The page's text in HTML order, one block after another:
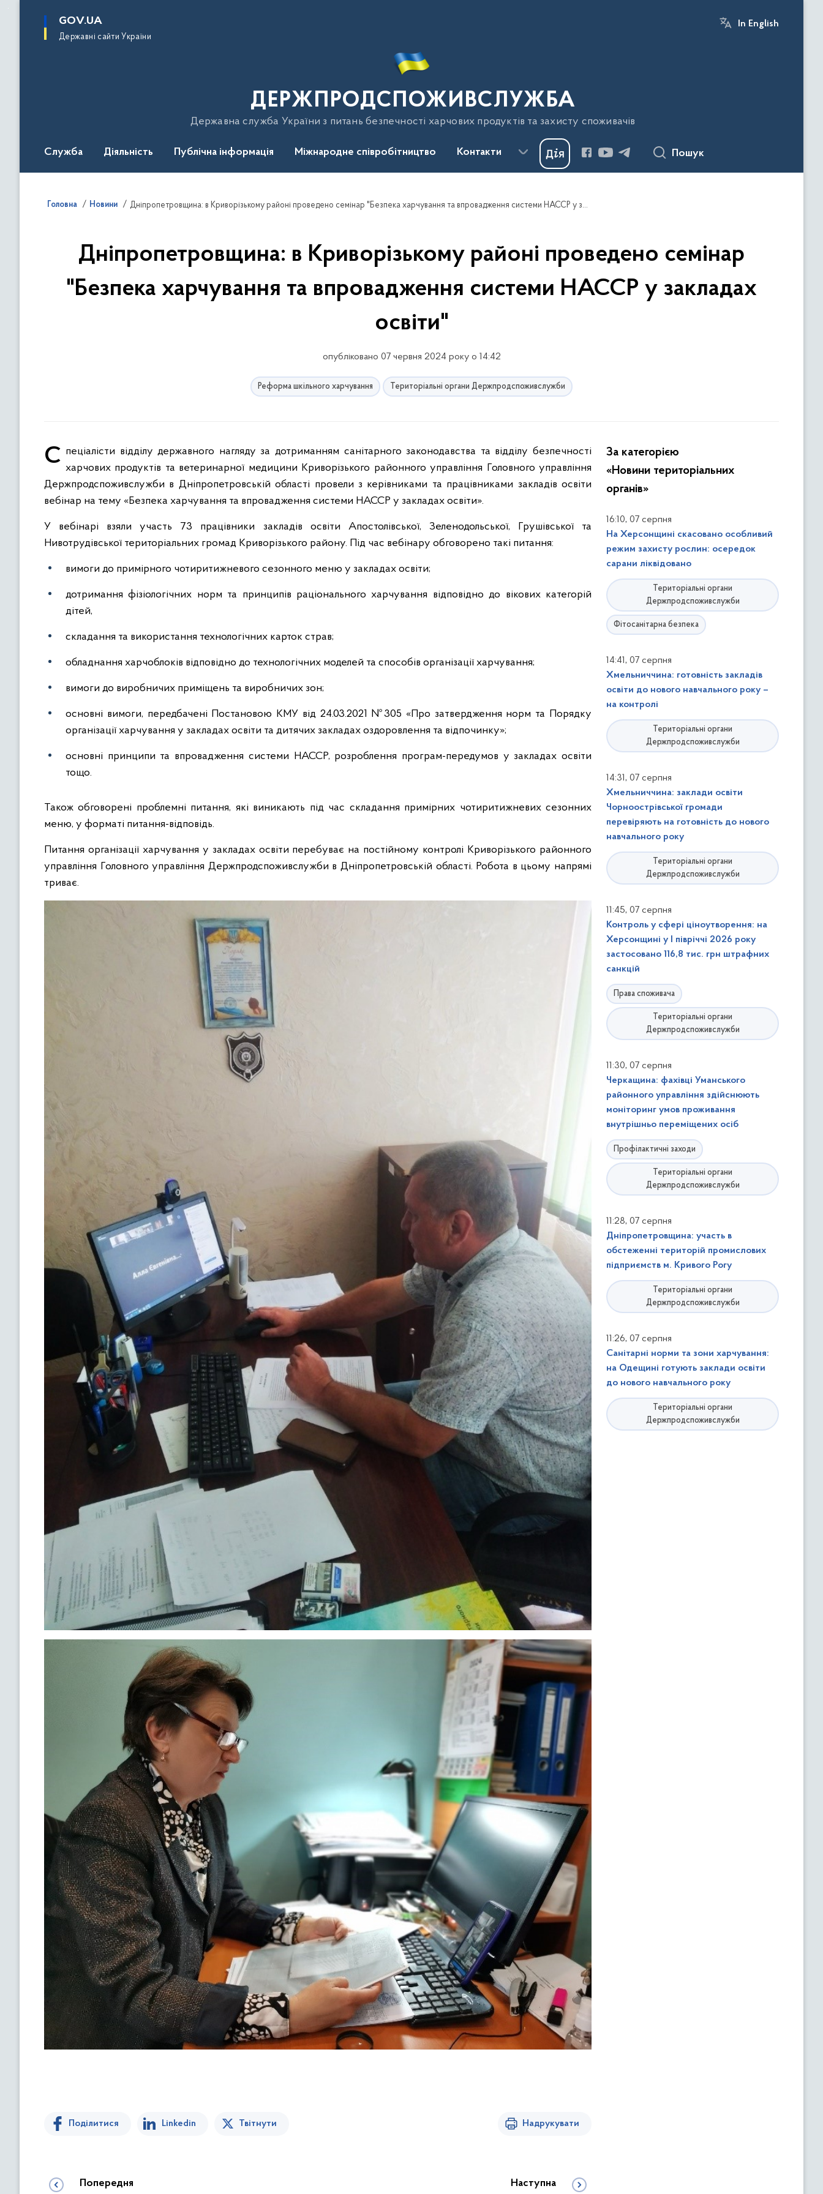
основного
GOV.UA
Державні сайти України
In English
ДЕРЖПРОДСПОЖИВСЛУЖБА
Державна служба України з питань безпечності харчових продуктів та захисту споживачів
Служба Діяльність Публічна інформація Міжнародне співробітництво Контакти Пошук
Головна Новини Дніпропетровщина: в Криворізькому районі проведено семінар "Безпека харчування та впровадження системи НАССР у закладах освіти"
Дніпропетровщина: в Криворізькому районі проведено семінар
"Безпека харчування та впровадження системи НАССР у закладах
освіти"
опубліковано 07 червня 2024 року о 14:42
Реформа шкільного харчування Територіальні органи Держпродспоживслужби
Спеціалісти відділу державного нагляду за дотриманням санітарного законодавства та відділу безпечності харчових продуктів та ветеринарної медицини Криворізького районного управління Головного управління
Держпродспоживслужби в Дніпропетровській області провели з керівниками та працівниками закладів освіти
вебінар на тему «Безпека харчування та впровадження системи НАССР у закладах освіти».
У вебінарі взяли участь 73 працівники закладів освіти Апостолівської, Зеленодольської, Грушівської та
Нивотрудівської територіальних громад Криворізького району. Під час вебінару обговорено такі питання:
вимоги до примірного чотиритижневого сезонного меню у закладах освіти;
дотримання фізіологічних норм та принципів раціонального харчування відповідно до вікових категорій
дітей,
складання та використання технологічних карток страв;
обладнання харчоблоків відповідно до технологічних моделей та способів організації харчування;
вимоги до виробничих приміщень та виробничих зон;
основні вимоги, передбачені Постановою КМУ від 24.03.2021 №305 «Про затвердження норм та Порядку
організації харчування у закладах освіти та дитячих закладах оздоровлення та відпочинку»;
основні принципи та впровадження системи НАССР, розроблення програм-передумов у закладах освіти
тощо.
Також обговорені проблемні питання, які виникають під час складання примірних чотиритижневих сезонних
меню, у форматі питання-відповідь.
Питання організації харчування у закладах освіти перебуває на постійному контролі Криворізького районного
управління Головного управління Держпродспоживслужби в Дніпропетровській області. Робота в цьому напрямі
триває.
Поділитися Linkedin Твітнути Надрукувати
Попередня Наступна
За категорією
«Новини територіальних
органів»
16:10, 07 серпня
На Херсонщині скасовано особливий
режим захисту рослин: осередок
сарани ліквідовано
Територіальні органи
Держпродспоживслужби
Фітосанітарна безпека
14:41, 07 серпня
Хмельниччина: готовність закладів
освіти до нового навчального року –
на контролі
Територіальні органи
Держпродспоживслужби
14:31, 07 серпня
Хмельниччина: заклади освіти
Чорноострівської громади
перевіряють на готовність до нового
навчального року
Територіальні органи
Держпродспоживслужби
11:45, 07 серпня
Контроль у сфері ціноутворення: на
Херсонщині у І півріччі 2026 року
застосовано 116,8 тис. грн штрафних
санкцій
Права споживача
Територіальні органи
Держпродспоживслужби
11:30, 07 серпня
Черкащина: фахівці Уманського
районного управління здійснюють
моніторинг умов проживання
внутрішньо переміщених осіб
Профілактичні заходи
Територіальні органи
Держпродспоживслужби
11:28, 07 серпня
Дніпропетровщина: участь в
обстеженні територій промислових
підприємств м. Кривого Рогу
Територіальні органи
Держпродспоживслужби
11:26, 07 серпня
Санітарні норми та зони харчування:
на Одещині готують заклади освіти
до нового навчального року
Територіальні органи
Держпродспоживслужби